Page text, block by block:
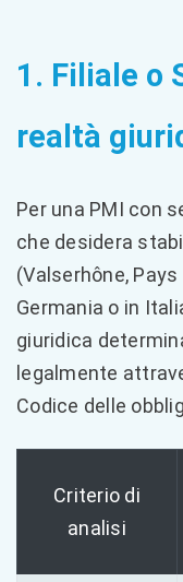
1. Filiale o
realtà
Per una PMI con
che desidera
(Valserhône, Pays
Germania o in
giuridica
legalmente
Codice delle
Criterio di
analisi